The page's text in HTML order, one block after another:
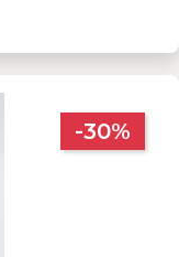
-30%